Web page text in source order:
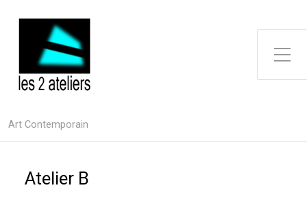
Toggle Side Menu
Art Contemporain
Atelier B